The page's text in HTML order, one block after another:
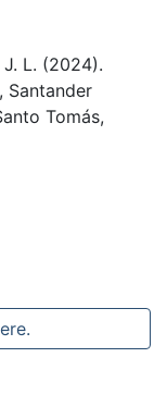
L. (2024).
Santander
Tomás,